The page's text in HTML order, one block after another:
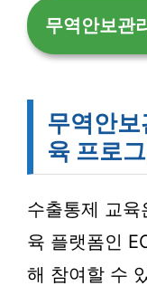
무역안보관
무역안
육 프로
수출통제 교
육 플랫폼인
해 참여할 수